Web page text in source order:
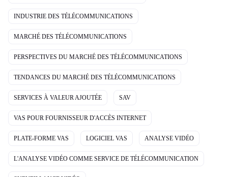
INDUSTRIE DES TÉLÉCOMMUNICATIONS
MARCHÉ DES TÉLÉCOMMUNICATIONS
PERSPECTIVES DU MARCHÉ DES TÉLÉCOMMUNICATIONS
TENDANCES DU MARCHÉ DES TÉLÉCOMMUNICATIONS
SERVICES À VALEUR AJOUTÉE SAV
VAS POUR FOURNISSEUR D'ACCÈS INTERNET
PLATE-FORME VAS LOGICIEL VAS ANALYSE VIDÉO
L'ANALYSE VIDÉO COMME SERVICE DE TÉLÉCOMMUNICATION